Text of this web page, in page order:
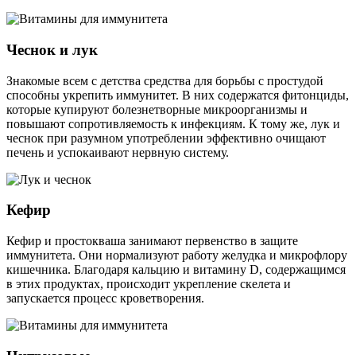
Чеснок и лук
Знакомые всем с детства средства для борьбы с простудой
способны укрепить иммунитет. В них содержатся фитонциды,
которые купируют болезнетворные микроорганизмы и
повышают сопротивляемость к инфекциям. К тому же, лук и
чеснок при разумном употреблении эффективно очищают
печень и успокаивают нервную систему.
Кефир
Кефир и простокваша занимают первенство в защите
иммунитета. Они нормализуют работу желудка и микрофлору
кишечника. Благодаря кальцию и витамину D, содержащимся
в этих продуктах, происходит укрепление скелета и
запускается процесс кроветворения.